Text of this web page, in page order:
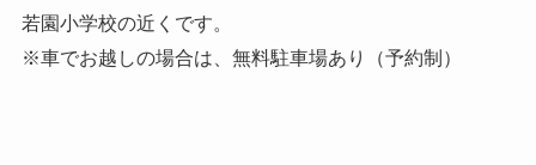
若園小学校の近くです。
※車でお越しの場合は、無料駐車場あり（予約制）